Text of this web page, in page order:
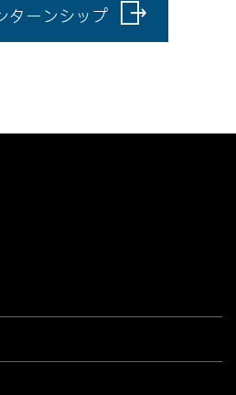
ターンシップ